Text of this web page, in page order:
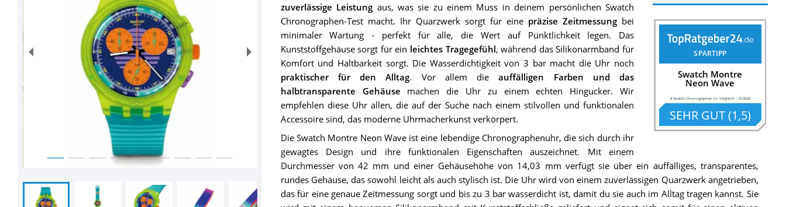
SPARTIPP
Swatch Montre
Neon Wave
8 Swatch-Chronographen im Vergleich– 01/2026
SEHR GUT(1,5)
zuverlässige Leistung aus, was sie zu einem Muss in deinem persönlichen Swatch
Chronographen-Test macht. Ihr Quarzwerk sorgt für eine präzise Zeitmessungbei
minimaler Wartung - perfekt für alle, die Wert auf Pünktlichkeit legen. Das
Kunststoffgehäuse sorgt für ein leichtes Tragegefühl, während das Silikonarmband für
Komfort und Haltbarkeit sorgt. Die Wasserdichtigkeit von 3 bar macht die Uhr noch
praktischer für den Alltag. Vor allem dieauffälligen Farben und das
halbtransparente Gehäuse machen die Uhr zu einem echten Hingucker. Wir
empfehlen diese Uhr allen, die auf der Suche nach einem stilvollen und funktionalen
Accessoire sind, das moderne Uhrmacherkunst verkörpert.
Die Swatch Montre Neon Wave ist eine lebendige Chronographenuhr, die sich durch ihr
gewagtes Design und ihre funktionalen Eigenschaften auszeichnet. Mit einem
Durchmesser von 42 mm und einer Gehäusehöhe von 14,03 mm verfügt sie über ein auffälliges, transparentes,
rundes Gehäuse, das sowohl leicht als auch stylisch ist. Die Uhr wird von einem zuverlässigen Quarzwerk angetrieben,
das für eine genaue Zeitmessung sorgt und bis zu 3 bar wasserdicht ist, damit du sie auch im Alltag tragen kannst. Sie